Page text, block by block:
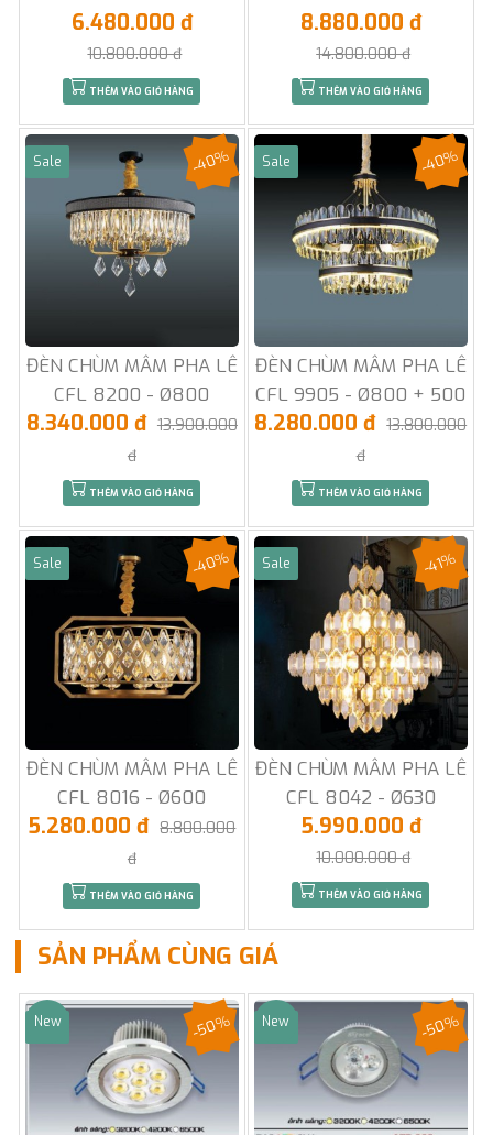
6.480.000 đ
10.800.000 đ
THÊM VÀO GIỎ HÀNG
8.880.000 đ
14.800.000 đ
THÊM VÀO GIỎ HÀNG
Sale
ĐÈN CHÙM MÂM PHA LÊ
CFL 8200 - Ø800
-40%
8.340.000 đ 13.900.000
đ
THÊM VÀO GIỎ HÀNG
Sale
ĐÈN CHÙM MÂM PHA LÊ
CFL 9905 - Ø800 + 500
-40%
8.280.000 đ 13.800.000
đ
THÊM VÀO GIỎ HÀNG
Sale
ĐÈN CHÙM MÂM PHA LÊ
CFL 8016 - Ø600
-40%
5.280.000 đ 8.800.000
đ
THÊM VÀO GIỎ HÀNG
Sale
ĐÈN CHÙM MÂM PHA LÊ
CFL 8042 - Ø630
-41%
5.990.000 đ
10.000.000 đ
THÊM VÀO GIỎ HÀNG
SẢN PHẨM CÙNG GIÁ
Sale
New -50% Sale
New -50%